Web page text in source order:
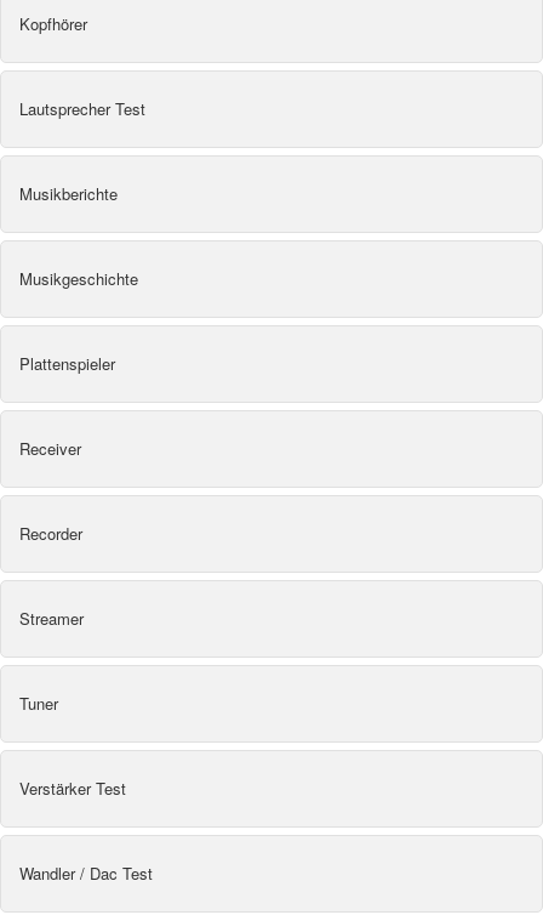
Kopfhörer
Lautsprecher Test
Musikberichte
Musikgeschichte
Plattenspieler
Receiver
Recorder
Streamer
Tuner
Verstärker Test
Wandler / Dac Test